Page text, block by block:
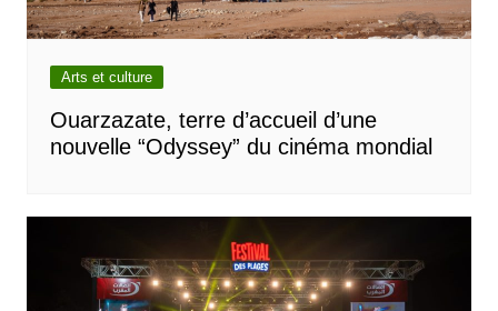
Arts et culture
Ouarzazate, terre d’accueil d’une
nouvelle “Odyssey” du cinéma mondial